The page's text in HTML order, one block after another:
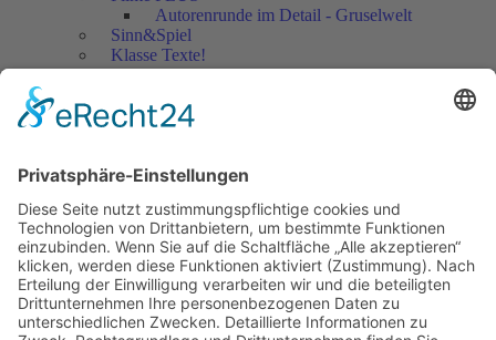
Autorenrunde im Detail - Gruselwelt
Sinn&Spiel
Klasse Texte!
Filmausschnitte Grundschule
Jedes Kind wertschätzen!
Artikel
Artikel 2018
Artikel 2017
Artikel 2016
Artikel 2015
Artikel 2014
Artikel 2013
Artikel 2012